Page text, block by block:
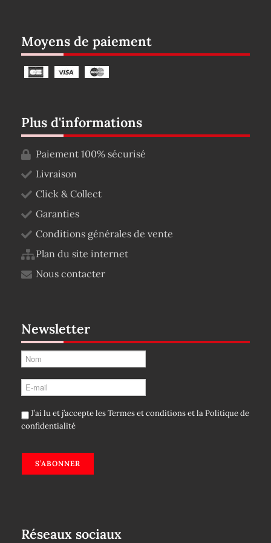
Moyens de paiement
Plus d'informations
Paiement 100% sécurisé
Livraison
Click & Collect
Garanties
Conditions générales de vente
Plan du site internet
Nous contacter
Newsletter
J’ai lu et j’accepte lesTermes et conditionset laPolitique de
confidentialité
S’ABONNER
Réseaux sociaux